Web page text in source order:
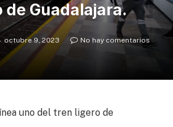
de Guadalajara.
octubre 9, 2023
No hay comentarios
uno del tren ligero de